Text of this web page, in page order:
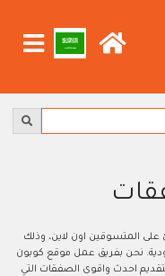
المتسوقين اون لاين، وذلك
نحن بفريق عمل موقع كوبون
احدث واقوى الصفقات التي